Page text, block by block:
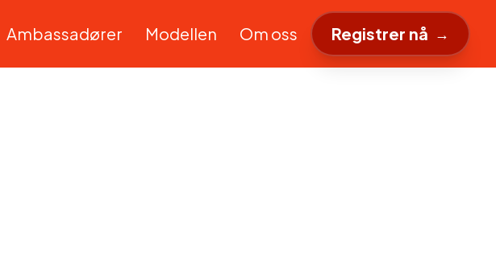
Ambassadører Modellen Om oss Registrer nå →